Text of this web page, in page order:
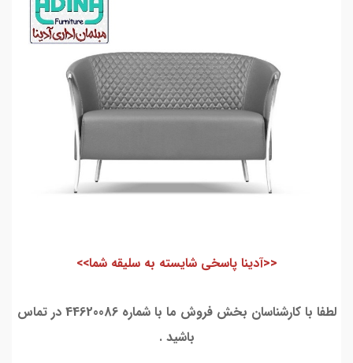
<<آدینا پاسخی شایسته به سلیقه شما>>
لطفا با کارشناسان بخش فروش ما با شماره 44620086 در تماس
باشید .